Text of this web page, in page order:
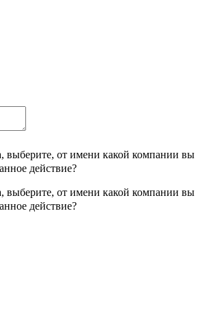
выберите, от имени какой компании вы
действие?
выберите, от имени какой компании вы
действие?